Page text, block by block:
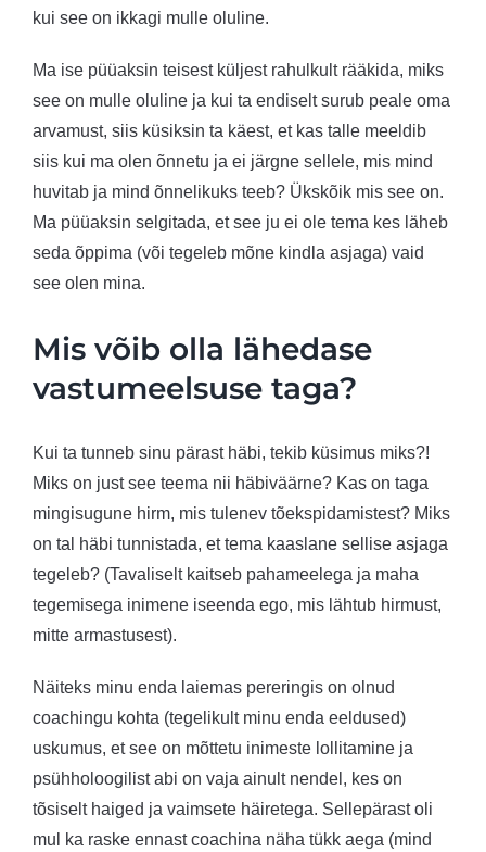
kui see on ikkagi mulle oluline.
Ma ise püüaksin teisest küljest rahulkult rääkida, miks
see on mulle oluline ja kui ta endiselt surub peale oma
arvamust, siis küsiksin ta käest, et kas talle meeldib
siis kui ma olen õnnetu ja ei järgne sellele, mis mind
huvitab ja mind õnnelikuks teeb? Ükskõik mis see on.
Ma püüaksin selgitada, et see ju ei ole tema kes läheb
seda õppima (või tegeleb mõne kindla asjaga) vaid
see olen mina.
Mis võib olla lähedase
vastumeelsuse taga?
Kui ta tunneb sinu pärast häbi, tekib küsimus miks?!
Miks on just see teema nii häbiväärne? Kas on taga
mingisugune hirm, mis tulenev tõekspidamistest? Miks
on tal häbi tunnistada, et tema kaaslane sellise asjaga
tegeleb? (Tavaliselt kaitseb pahameelega ja maha
tegemisega inimene iseenda ego, mis lähtub hirmust,
mitte armastusest).
Näiteks minu enda laiemas pereringis on olnud
coachingu kohta (tegelikult minu enda eeldused)
uskumus, et see on mõttetu inimeste lollitamine ja
psühholoogilist abi on vaja ainult nendel, kes on
tõsiselt haiged ja vaimsete häiretega. Sellepärast oli
mul ka raske ennast coachina näha tükk aega (mind